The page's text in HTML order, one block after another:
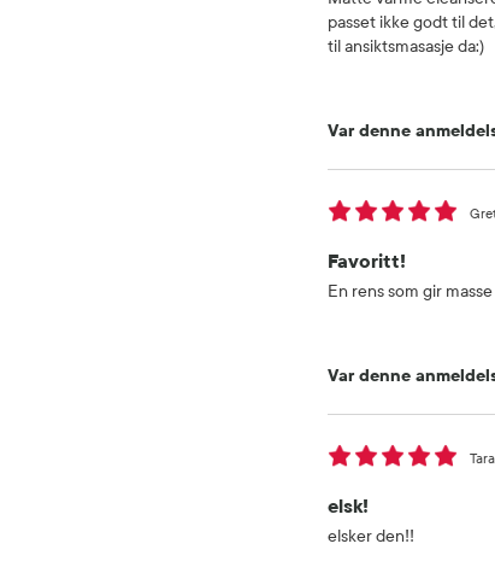
passet ikke godt til
til ansiktsmasasje da:)
Var denne
Favoritt!
En rens som gir
Var denne
elsk!
Tara
elsker den!!